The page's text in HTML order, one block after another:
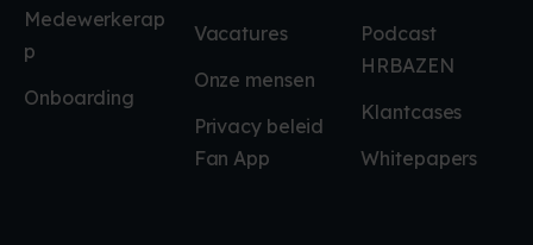
Medewerkerap
p
Onboarding
Vacatures
Onze mensen
Privacy beleid
Fan App
Podcast
HRBAZEN
Klantcases
Whitepapers